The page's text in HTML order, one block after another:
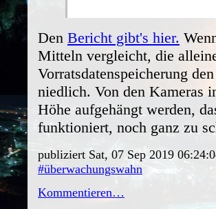
Den Bericht gibt's hier.
Mitteln vergleicht, die
Vorratsdatenspeicherung
niedlich. Von den Kameras
Höhe aufgehängt werden,
funktioniert, noch ganz zu
publiziert Sat, 07 Sep 2019
#überwachungswahn
Kommentieren…